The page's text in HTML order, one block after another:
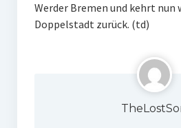
Werder Bremen und kehrt nun
Doppelstadt zurück. (td)